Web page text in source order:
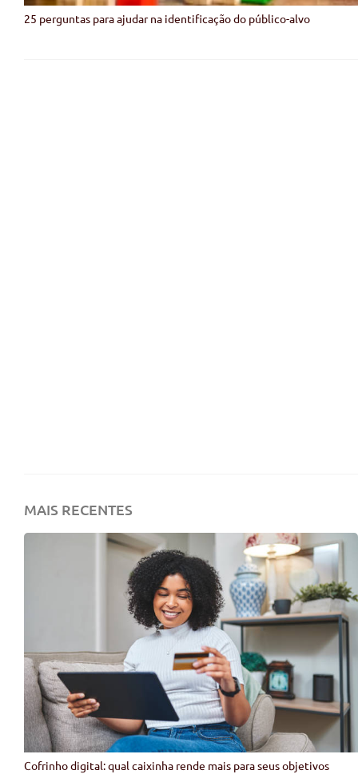
25 perguntas para ajudar na identificação do público-alvo
MAIS RECENTES
Cofrinho digital: qual caixinha rende mais para seus objetivos